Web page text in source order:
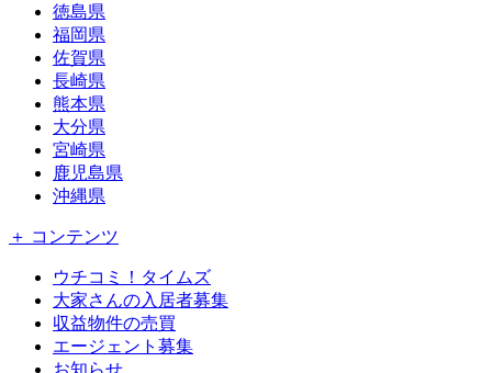
徳島県
福岡県
佐賀県
長崎県
熊本県
大分県
宮崎県
鹿児島県
沖縄県
＋ コンテンツ
ウチコミ！タイムズ
大家さんの入居者募集
収益物件の売買
エージェント募集
お知らせ